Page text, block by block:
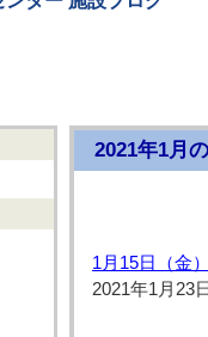
2021年1月
1月15日（金
2021年1月23